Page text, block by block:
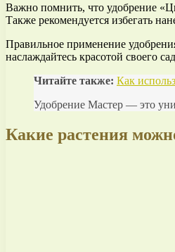
Важно помнить, что удобрение
Также рекомендуется избегать
Правильное применение
наслаждайтесь красотой своего
Читайте также: Как
Удобрение Мастер — это
Какие растения